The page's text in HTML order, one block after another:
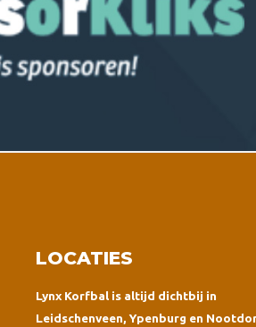
LOCATIES
Lynx Korfbal is altijd dichtbij in
Leidschenveen, Ypenburg en